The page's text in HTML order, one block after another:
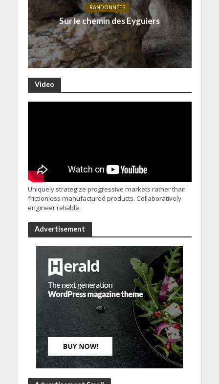
RANDONNÉES
Sur le chemin des Eyguiers
Video
Uniquely strategize progressive markets rather than
frictionless manufactured products. Collaboratively
engineer reliable.
Advertisement